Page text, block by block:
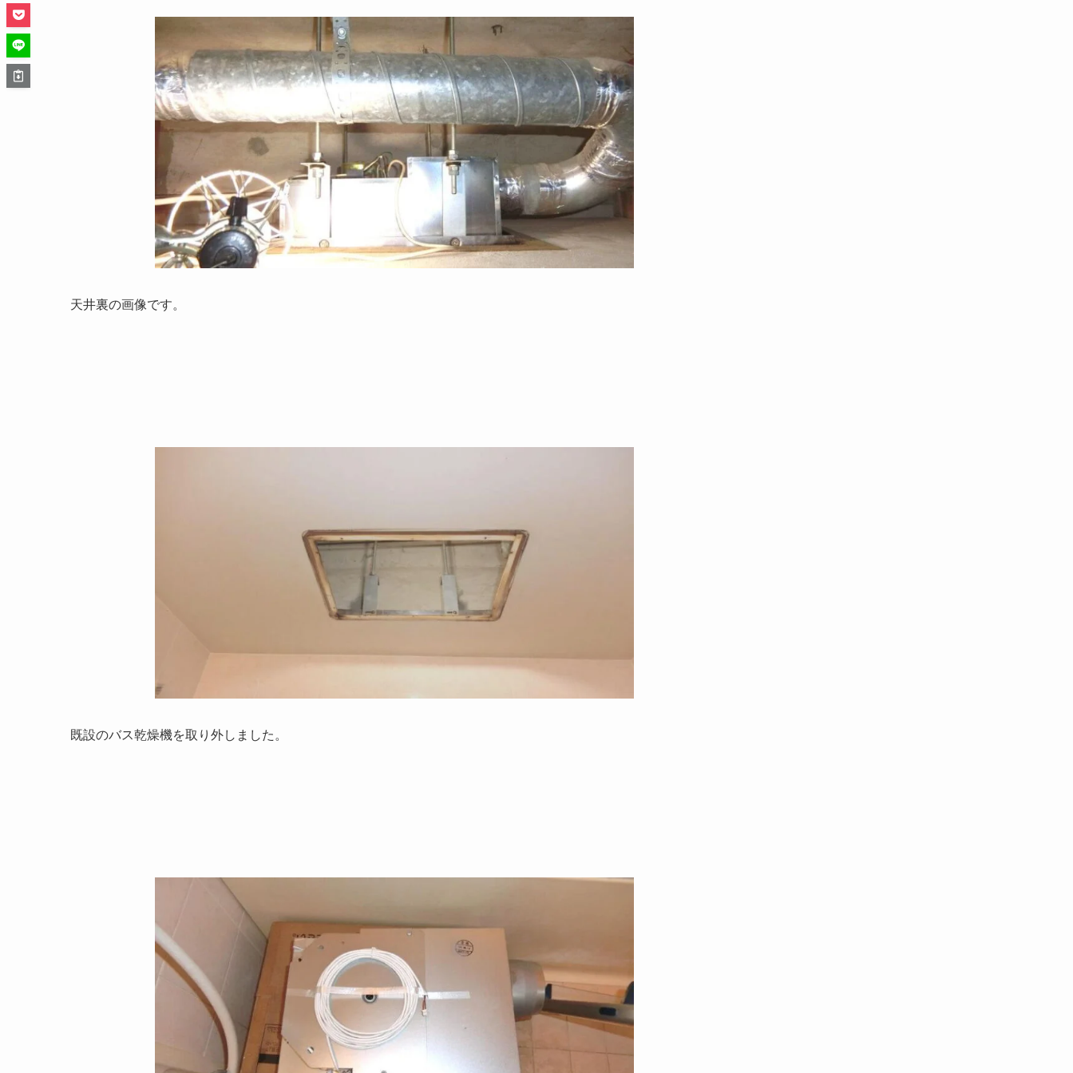
天井裏の画像です。
既設のバス乾燥機を取り外しました。